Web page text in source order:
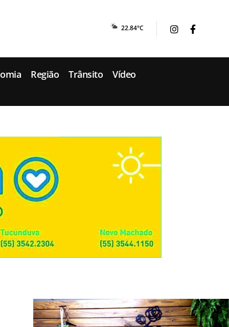
22.84°C
Região Trânsito Vídeo